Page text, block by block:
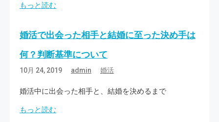
もっと読む
婚活で出会った相手と結婚に至った決め手は
何？判断基準について
10月 24, 2019 admin 婚活
婚活中に出会った相手と、結婚を決めるまで
もっと読む